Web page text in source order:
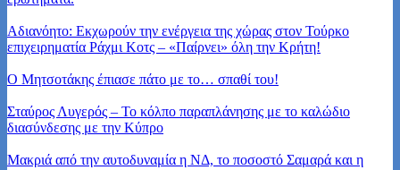
Αδιανόητο: Εκχωρούν την ενέργεια της χώρας στον Τούρκο
επιχειρηματία Ράχμι Κοτς – «Παίρνει» όλη την Κρήτη!
Ο Μητσοτάκης έπιασε πάτο με το… σπαθί του!
Σταύρος Λυγερός – Το κόλπο παραπλάνησης με το καλώδιο
διασύνδεσης με την Κύπρο
Μακριά από την αυτοδυναμία η ΝΔ, το ποσοστό Σαμαρά και η